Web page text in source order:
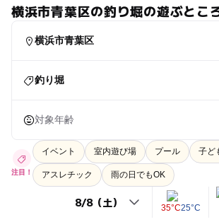
横浜市青葉区の釣り堀の遊ぶとこ
横浜市青葉区
釣り堀
対象年齢
注目！
イベント 室内遊び場 プール 子ど
アスレチック 雨の日でもOK
35°C25°C